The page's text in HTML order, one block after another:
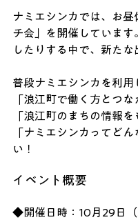
ナミエシンカでは、お
チ会」を開催していま
したりする中で、新た
普段ナミエシンカを利用
「浪江町で働く方とつな
「浪江町のまちの情報を
「ナミエシンカってど
い！
イベント概要
◆開催日時：10月29日（